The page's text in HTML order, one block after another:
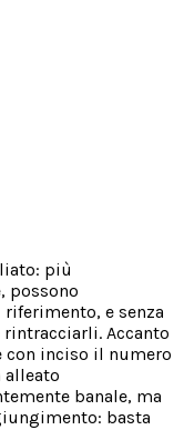
più
possono
e senza
Accanto
inciso il numero
banale, ma
basta